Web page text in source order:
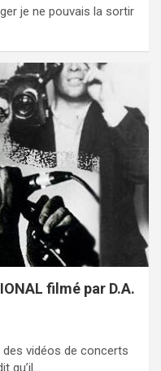
je ne pouvais la sortir
filmé par D.A.
des vidéos de concerts
qu’il…